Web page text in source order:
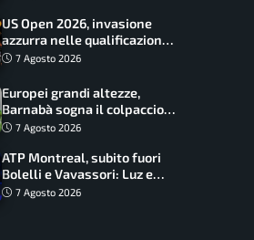
US Open 2026, invasione
azzurra nelle qualificazioni:
17 italiani a caccia del main
7 Agosto 2026
Europei grandi altezze,
Barnabà sogna il colpaccio:
è leader a metà gara, Baraldi
7 Agosto 2026
ATP Montreal, subito fuori
Bolelli e Vavassori: Luz e
Matos fermano gli azzurri
7 Agosto 2026